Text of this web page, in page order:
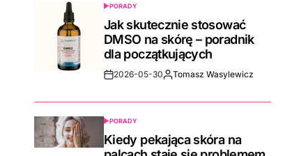
POSTED
IN
PORADY
Jak skutecznie stosować
DMSO na skórę – poradnik
dla początkujących
Post2026-05-30By:Tomasz Wasylewicz
POSTED
IN
PORADY
Kiedy pekająca skóra na